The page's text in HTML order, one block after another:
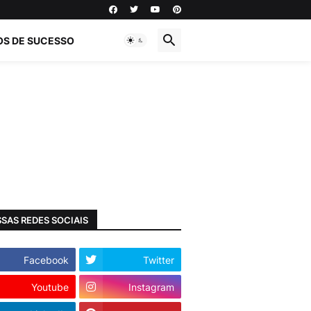
DE SUCESSO
REDES SOCIAIS
Facebook Twitter
Youtube Instagram